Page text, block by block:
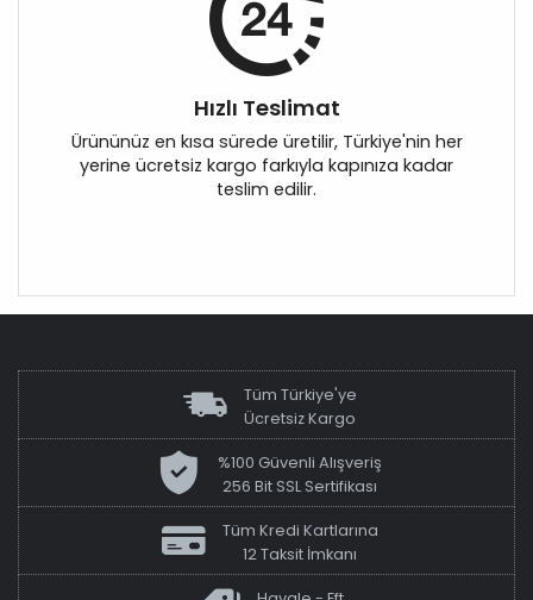
Hızlı Teslimat
Ürününüz en kısa sürede üretilir, Türkiye'nin her
yerine ücretsiz kargo farkıyla kapınıza kadar
teslim edilir.
Tüm Türkiye'ye
Ücretsiz Kargo
%100 Güvenli Alışveriş
256 Bit SSL Sertifikası
Tüm Kredi Kartlarına
12 Taksit İmkanı